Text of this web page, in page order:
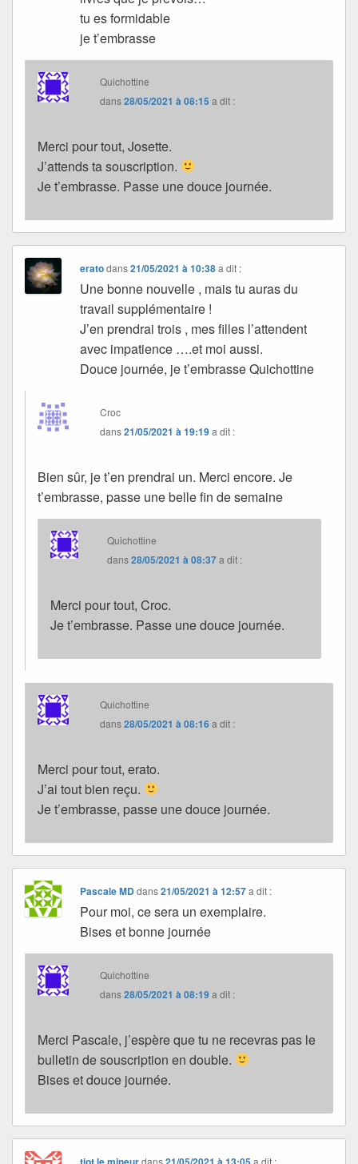
tu es formidable
je t’embrasse
Quichottine
dans28/05/2021 à 08:15 a dit :
Merci pour tout, Josette.
J’attends ta souscription.
Je t’embrasse. Passe une douce journée.
eratodans21/05/2021 à 10:38 a dit :
Une bonne nouvelle , mais tu auras du
travail supplémentaire !
J’en prendrai trois , mes filles l’attendent
avec impatience ….et moi aussi.
Douce journée, je t’embrasse Quichottine
Croc
dans21/05/2021 à 19:19a dit :
Bien sûr, je t’en prendrai un. Merci encore. Je
t’embrasse, passe une belle fin de semaine
Quichottine
dans28/05/2021 à 08:37a dit :
Merci pour tout, Croc.
Je t’embrasse. Passe une douce journée.
Quichottine
dans28/05/2021 à 08:16a dit :
Merci pour tout, erato.
J’ai tout bien reçu.
Je t’embrasse, passe une douce journée.
Pascale MDdans21/05/2021 à 12:57 a dit :
Pour moi, ce sera un exemplaire.
Bises et bonne journée
Quichottine
dans28/05/2021 à 08:19a dit :
Merci Pascale, j’espère que tu ne recevras pas le
bulletin de souscription en double.
Bises et douce journée.
dans a dit :